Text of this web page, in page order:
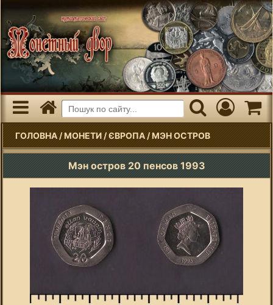
ГОЛОВНА/МОНЕТИ/ЄВРОПА/МЭН ОСТРОВ
Мэн остров 20 пенсов 1993